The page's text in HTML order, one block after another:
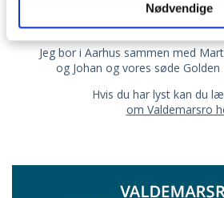
Nødvendige
Valdemarsro, i mine kogebøger
madplaner
Jeg bor i Aarhus sammen med
og Johan og vores søde Golden
Hvis du har lyst kan du
om Valdemarsro